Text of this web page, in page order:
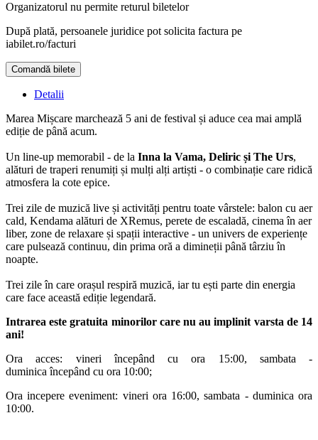
Organizatorul nu permite returul biletelor
După plată, persoanele juridice pot solicita factura pe
iabilet.ro/facturi
Comandă bilete
Detalii
Marea Mișcare marchează 5 ani de festival și aduce cea mai amplă
ediție de până acum.
Un line-up memorabil - de la Inna la Vama, Deliric și The Urs,
alături de traperi renumiți și mulți alți artiști - o combinație care ridică
atmosfera la cote epice.
Trei zile de muzică live și activități pentru toate vârstele: balon cu aer
cald, Kendama alături de XRemus, perete de escaladă, cinema în aer
liber, zone de relaxare și spații interactive - un univers de experiențe
care pulsează continuu, din prima oră a dimineții până târziu în
noapte.
Trei zile în care orașul respiră muzică, iar tu ești parte din energia
care face această ediție legendară.
Intrarea este gratuita minorilor care nu au implinit varsta de 14
ani!
Ora acces: vineri începând cu ora 15:00, sambata -
duminica începând cu ora 10:00;
Ora incepere eveniment: vineri ora 16:00, sambata - duminica ora
10:00.